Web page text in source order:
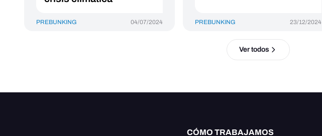
PREBUNKING 04/07/2024 PREBUNKING 23/12/2024
Ver todos
CÓMO TRABAJAMOS